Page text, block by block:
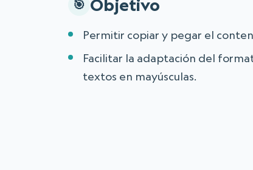
Objetivo
Permitir copiar y pegar el
Facilitar la adaptación del
textos en mayúsculas.